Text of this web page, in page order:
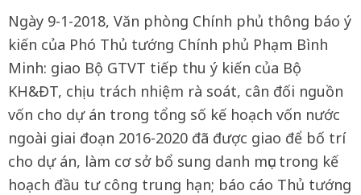
Ngày 9-1-2018, Văn phòng Chính phủ thông báo ý
kiến của Phó Thủ tướng Chính phủ Phạm Bình
Minh: giao Bộ GTVT tiếp thu ý kiến của Bộ
KH&ĐT, chịu trách nhiệm rà soát, cân đối nguồn
vốn cho dự án trong tổng số kế hoạch vốn nước
ngoài giai đoạn 2016-2020 đã được giao để bố trí
cho dự án, làm cơ sở bổ sung danh mục trong kế
hoạch đầu tư công trung hạn; báo cáo Thủ tướng